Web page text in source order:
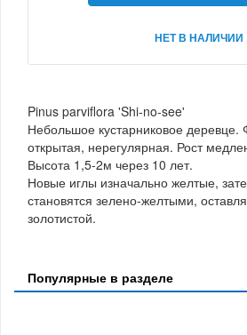
НЕТ В НАЛИЧИИ
Pinus parviflora 'Shi-no-see'
Небольшое кустарниковое деревце.
открытая, нерегулярная. Рост
Высота 1,5-2м через 10 лет.
Новые иглы изначально желтые,
становятся зелено-желтыми,
золотистой.
Популярные в разделе